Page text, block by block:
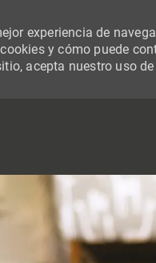
experiencia de
y cómo puede
acepta nuestro uso